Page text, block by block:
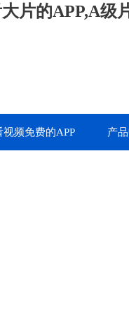
片的APP,A级
视频免费的APP 产